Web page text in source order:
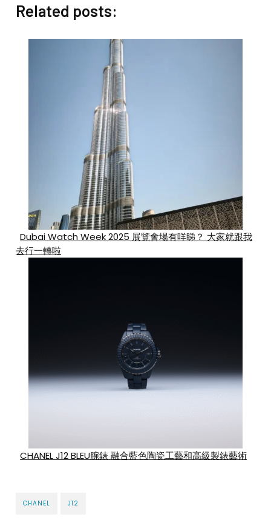
Related posts:
Dubai Watch Week 2025 展覽會場有咩睇？ 大家就跟我
去行一轉啦
CHANEL J12 BLEU腕錶 融合藍色陶瓷工藝和高級製錶藝術
CHANEL J12